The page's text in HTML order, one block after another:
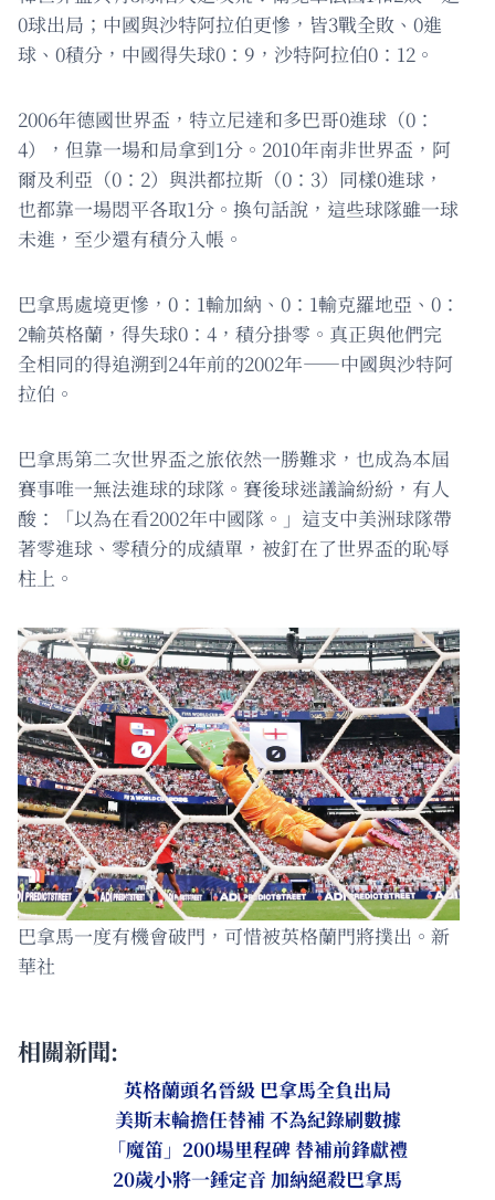
0球出局；中國與沙特阿拉伯更慘，皆3戰全敗、0進
球、0積分，中國得失球0：9，沙特阿拉伯0：12。
2006年德國世界盃，特立尼達和多巴哥0進球（0：
4），但靠一場和局拿到1分。2010年南非世界盃，阿
爾及利亞（0：2）與洪都拉斯（0：3）同樣0進球，
也都靠一場悶平各取1分。換句話說，這些球隊雖一球
未進，至少還有積分入帳。
巴拿馬處境更慘，0：1輸加納、0：1輸克羅地亞、0：
2輸英格蘭，得失球0：4，積分掛零。真正與他們完
全相同的得追溯到24年前的2002年——中國與沙特阿
拉伯。
巴拿馬第二次世界盃之旅依然一勝難求，也成為本屆
賽事唯一無法進球的球隊。賽後球迷議論紛紛，有人
酸：「以為在看2002年中國隊。」這支中美洲球隊帶
著零進球、零積分的成績單，被釘在了世界盃的恥辱
柱上。
巴拿馬一度有機會破門，可惜被英格蘭門將撲出。新
華社
相關新聞:
英格蘭頭名晉級 巴拿馬全負出局
美斯末輪擔任替補 不為紀錄刷數據
「魔笛」200場里程碑 替補前鋒獻禮
20歲小將一錘定音 加納絕殺巴拿馬